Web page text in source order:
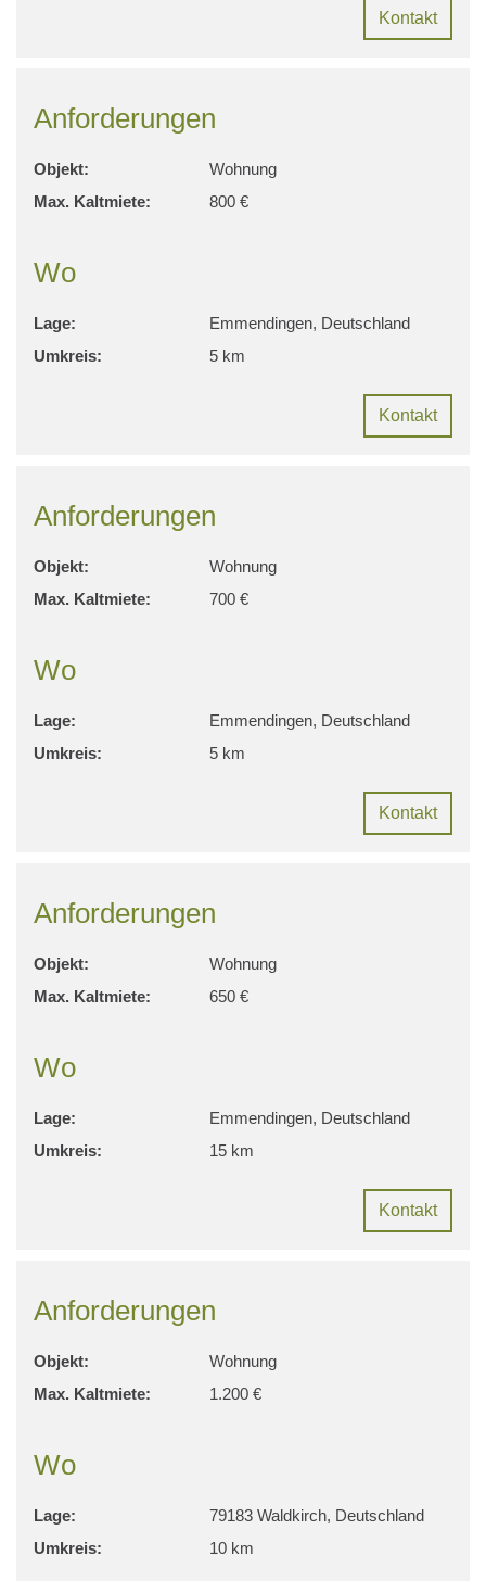
Kontakt
Anforderungen
Objekt:
Wohnung
Max. Kaltmiete:
800 €
Wo
Lage:
Emmendingen, Deutschland
Umkreis:
5 km
Kontakt
Anforderungen
Objekt:
Wohnung
Max. Kaltmiete:
700 €
Wo
Lage:
Emmendingen, Deutschland
Umkreis:
5 km
Kontakt
Anforderungen
Objekt:
Wohnung
Max. Kaltmiete:
650 €
Wo
Lage:
Emmendingen, Deutschland
Umkreis:
15 km
Kontakt
Anforderungen
Objekt:
Wohnung
Max. Kaltmiete:
1.200 €
Wo
Lage:
79183 Waldkirch, Deutschland
Umkreis:
10 km